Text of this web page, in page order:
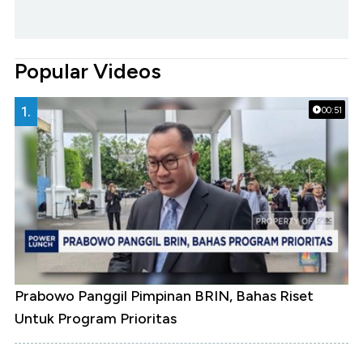
Popular Videos
00:51
1.
Prabowo Panggil Pimpinan BRIN, Bahas Riset
Untuk Program Prioritas